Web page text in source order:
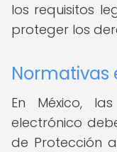
los requisitos
proteger los
Normativas
En México,
electrónico
de Protección